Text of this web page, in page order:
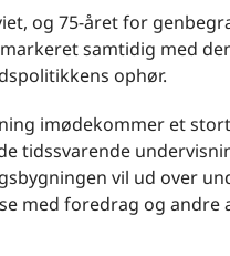
og 75-året for
samtidig med
ophør.
imødekommer et
tidssvarende
vil ud over
med foredrag og andre